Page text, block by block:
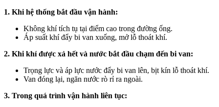
1. Khi hệ thống bắt đầu vận hành:
Không khí tích tụ tại điểm cao trong đường ống.
Áp suất khí đẩy bi van xuống, mở lỗ thoát khí.
2. Khi khí được xả hết và nước bắt đầu chạm đến bi van:
Trọng lực và áp lực nước đẩy bi van lên, bịt kín lỗ thoát khí.
Van đóng lại, ngăn nước rò rỉ ra ngoài.
3. Trong quá trình vận hành liên tục: